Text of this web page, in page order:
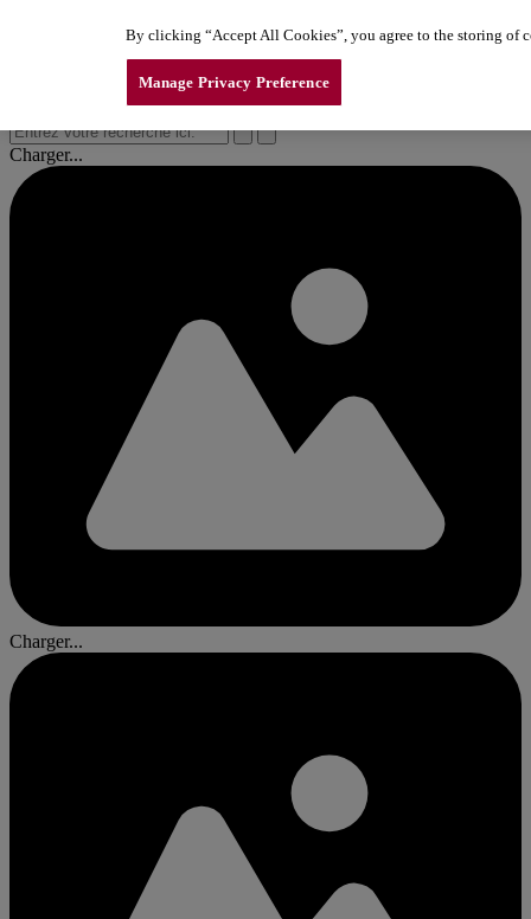
gamme d’ouvre‑portes de garage LiftMaster. Explorez maintenant
gamme d’ouvre‑portes de garage LiftMaster. Explorez maintenant
gamme d’ouvre‑portes de garage LiftMaster. Explorez maintenant
Charger...
Charger...
By clicking “Accept All Cookies”, you agree to the storing of
Manage Privacy Preference